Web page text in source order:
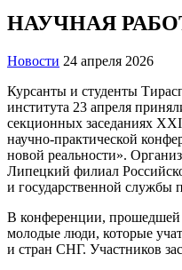
НАУЧНАЯ
Новости 24 апреля 2026
Курсанты и студенты
института 23 апреля
секционных заседаниях
научно-практической
новой реальности».
Липецкий филиал
и государственной службы
В конференции, прошедшей
молодые люди, которые
и стран СНГ. Участников